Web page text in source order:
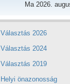
Ma 2026.
Választás 2026
Választás 2024
Választás 2019
Helyi önazonosság